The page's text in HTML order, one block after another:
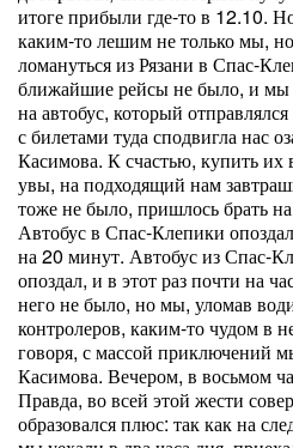
итоге прибыли где-то в 12.10.
каким-то лешим не только мы,
ломануться из Рязани в Спас-
ближайшие рейсы не было, и мы
на автобус, который
с билетами туда сподвигла нас
Касимова. К счастью, купить
увы, на подходящий нам
тоже не было, пришлось брать
Автобус в Спас-Клепики
на 20 минут. Автобус из Спас-
опоздал, и в этот раз почти на
него не было, но мы, уломав
контролеров, каким-то чудом в
говоря, с массой приключений
Касимова. Вечером, в восьмом
Правда, во всей этой жести
образовался плюс: так как на